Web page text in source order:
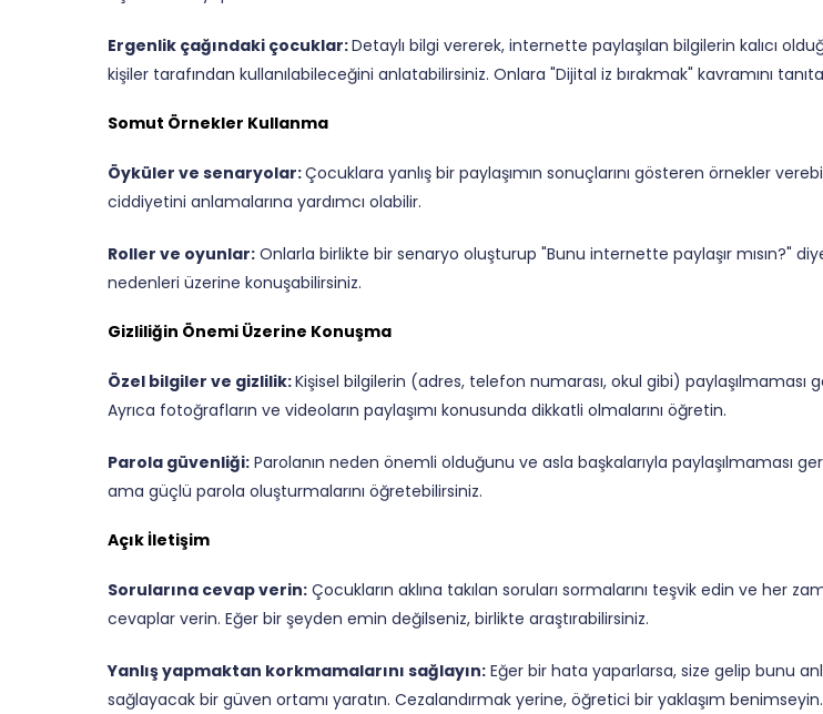
Ergenlik çağındaki çocuklar:Detaylı bilgi vererek, internette paylaşılan bilgilerin kalıcı
kişiler tarafından kullanılabileceğini anlatabilirsiniz. Onlara "Dijital iz bırakmak" kavramını
Somut Örnekler Kullanma
Öyküler ve senaryolar:Çocuklara yanlış bir paylaşımın sonuçlarını gösteren örnekler
ciddiyetini anlamalarına yardımcı olabilir.
Roller ve oyunlar: Onlarla birlikte bir senaryo oluşturup "Bunu internette paylaşır mısın?"
nedenleri üzerine konuşabilirsiniz.
Gizliliğin Önemi Üzerine Konuşma
Özel bilgiler ve gizlilik:Kişisel bilgilerin (adres, telefon numarası, okul gibi) paylaşılmaması
Ayrıca fotoğrafların ve videoların paylaşımı konusunda dikkatli olmalarını öğretin.
Parola güvenliği: Parolanın neden önemli olduğunu ve asla başkalarıyla paylaşılmaması
ama güçlü parola oluşturmalarını öğretebilirsiniz.
Açık İletişim
Sorularına cevap verin: Çocukların aklına takılan soruları sormalarını teşvik edin ve her
cevaplar verin. Eğer bir şeyden emin değilseniz, birlikte araştırabilirsiniz.
Yanlış yapmaktan korkmamalarını sağlayın: Eğer bir hata yaparlarsa, size gelip bunu
sağlayacak bir güven ortamı yaratın. Cezalandırmak yerine, öğretici bir yaklaşım benimseyin.